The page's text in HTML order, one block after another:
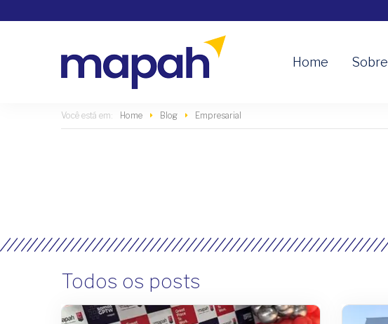
Home Sobre
Home Blog Empresarial
Todos os posts